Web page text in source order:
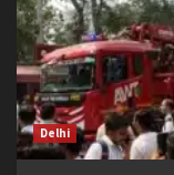
Delhi